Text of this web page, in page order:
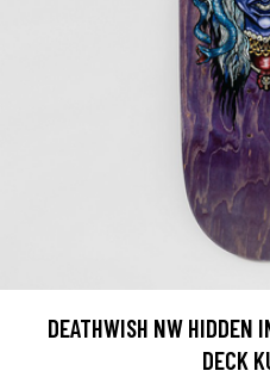
DEATHWISH NW HIDDEN
DECK